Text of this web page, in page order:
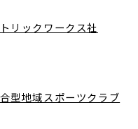
リックワークス社
型地域スポーツクラブ